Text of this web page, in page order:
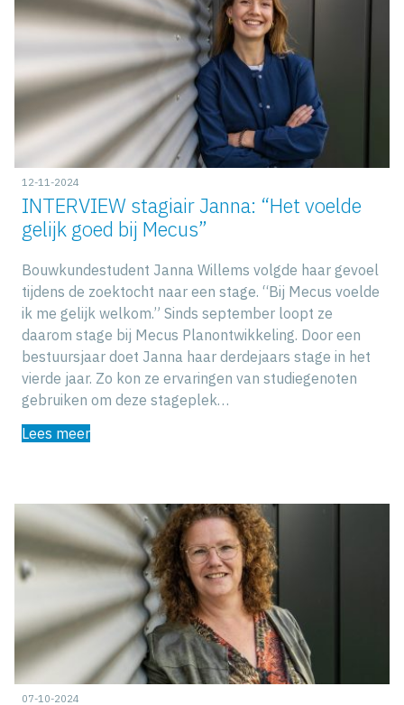
12-11-2024
INTERVIEW stagiair Janna: “Het voelde
gelijk goed bij Mecus”
Bouwkundestudent Janna Willems volgde haar gevoel
tijdens de zoektocht naar een stage. “Bij Mecus voelde
ik me gelijk welkom.” Sinds september loopt ze
daarom stage bij Mecus Planontwikkeling. Door een
bestuursjaar doet Janna haar derdejaars stage in het
vierde jaar. Zo kon ze ervaringen van studiegenoten
gebruiken om deze stageplek…
Lees meer
07-10-2024